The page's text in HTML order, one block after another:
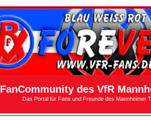
FanCommunity des VfR
Das Portal für Fans und Freunde des Mannheimer